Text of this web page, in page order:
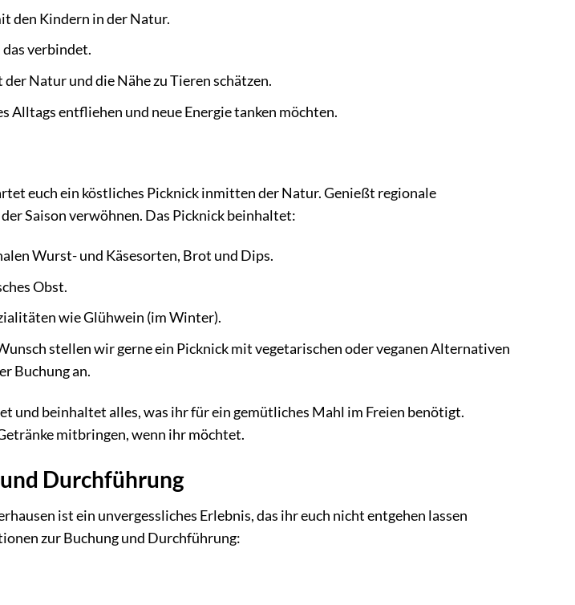
den Kindern in der Natur.
das verbindet.
der Natur und die Nähe zu Tieren schätzen.
Alltags entfliehen und neue Energie tanken möchten.
euch ein köstliches Picknick inmitten der Natur. Genießt regionale
Saison verwöhnen. Das Picknick beinhaltet:
Wurst- und Käsesorten, Brot und Dips.
Obst.
wie Glühwein (im Winter).
stellen wir gerne ein Picknick mit vegetarischen oder veganen Alternativen
Buchung an.
und beinhaltet alles, was ihr für ein gemütliches Mahl im Freien benötigt.
mitbringen, wenn ihr möchtet.
Durchführung
ist ein unvergessliches Erlebnis, das ihr euch nicht entgehen lassen
zur Buchung und Durchführung: